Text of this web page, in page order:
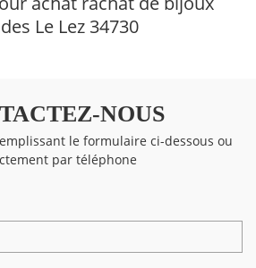
Le Lez 34730
NOUS
le formulaire ci-dessous ou
par téléphone